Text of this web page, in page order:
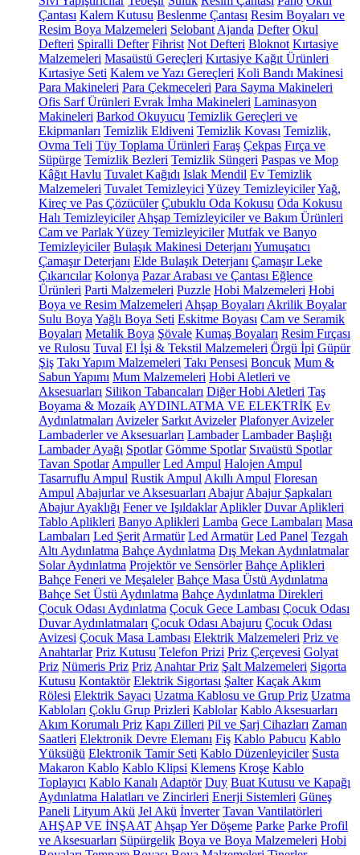
Çantası Kalem Kutusu Beslenme Çantası Resim Boyaları ve
Resim Boya Malzemeleri Selobant Ajanda Defter Okul
Defteri Spiralli Defter Fihrist Not Defteri Bloknot Kırtasiye
Malzemeleri Masaüstü Gereçleri Kırtasiye Kağıt Ürünleri
Kırtasiye Seti Kalem ve Yazı Gereçleri Koli Bandı Makinesi
Para Makineleri Para Çekmeceleri Para Sayma Makineleri
Ofis Sarf Ürünleri Evrak İmha Makineleri Laminasyon
Makineleri Barkod Okuyucu Temizlik Gereçleri ve
Ekipmanları Temizlik Eldiveni Temizlik Kovası Temizlik,
Ovma Teli Tüy Toplama Ürünleri Faraş Çekpas Fırça ve
Süpürge Temizlik Bezleri Temizlik Süngeri Paspas ve Mop
Kâğıt Havlu Tuvalet Kağıdı Islak Mendil Ev Temizlik
Malzemeleri Tuvalet Temizleyici Yüzey TemizleyicilerYağ,
Kireç ve Pas Çözücüler Çubuklu Oda Kokusu Oda Kokusu
Halı Temizleyiciler Ahşap Temizleyiciler ve Bakım Ürünleri
Cam ve Parlak Yüzey Temizleyiciler Mutfak ve Banyo
Temizleyiciler Bulaşık Makinesi Deterjanı Yumuşatıcı
Çamaşır Deterjanı Elde Bulaşık Deterjanı Çamaşır Leke
Çıkarıcılar Kolonya Pazar Arabası ve Çantası Eğlence
Ürünleri Parti Malzemeleri Puzzle Hobi Malzemeleri Hobi
Boya ve Resim Malzemeleri Ahşap Boyaları Akrilik Boyalar
Sulu Boya Yağlı Boya Seti Eskitme Boyası Cam ve Seramik
Boyaları Metalik Boya Şövale Kumaş Boyaları Resim Fırçası
ve Rulosu Tuval El İşi & Tekstil Malzemeleri Örgü İpi Güpür
Şiş Takı Yapım Malzemeleri Takı Pensesi Boncuk Mum &
Sabun Yapımı Mum Malzemeleri Hobi Aletleri ve
Aksesuarları Silikon Tabancaları Diğer Hobi Aletleri Taş
Boyama & Mozaik AYDINLATMA VE ELEKTRİK Ev
Aydınlatmaları Avizeler Sarkıt Avizeler Plafonyer Avizeler
Lambaderler ve Aksesuarları Lambader Lambader Başlığı
Lambader Ayağı Spotlar Gömme Spotlar Sıvaüstü Spotlar
Tavan Spotlar Ampuller Led Ampul Halojen Ampul
Tasarruflu Ampul Rustik Ampul Akıllı Ampul Floresan
Ampul Abajurlar ve Aksesuarları Abajur Abajur Şapkaları
Abajur Ayaklığı Fener ve Işıldaklar Aplikler Duvar Aplikleri
Tablo Aplikleri Banyo Aplikleri Lamba Gece Lambaları Masa
Lambaları Led Şerit Armatür Led Armatür Led Panel Tezgah
Altı Aydınlatma Bahçe Aydınlatma Dış Mekan Aydınlatmalar
Solar Aydınlatma Projektör ve Sensörler Bahçe Aplikleri
Bahçe Feneri ve Meşaleler Bahçe Masa Üstü Aydınlatma
Bahçe Set Üstü Aydınlatma Bahçe Aydınlatma Direkleri
Çocuk Odası Aydınlatma Çocuk Gece Lambası Çocuk Odası
Duvar Aydınlatmaları Çocuk Odası Abajuru Çocuk Odası
Avizesi Çocuk Masa Lambası Elektrik Malzemeleri Priz ve
Anahtarlar Priz Kutusu Telefon Prizi Priz Çerçevesi Golyat
Priz Nümeris Priz Priz Anahtar Priz Şalt Malzemeleri Sigorta
Kutusu Kontaktör Elektrik Sigortası Şalter Kaçak Akım
Rölesi Elektrik Sayacı Uzatma Kablosu ve Grup Priz Uzatma
Kabloları Çoklu Grup Prizleri Kablolar Kablo Aksesuarları
Akım Korumalı Priz Kapı Zilleri Pil ve Şarj Cihazları Zaman
Saatleri Elektronik Devre Elemanı Fiş Kablo Pabucu Kablo
Yüksüğü Elektronik Tamir Seti Kablo Düzenleyiciler Susta
Makaron Kablo Kablo Klipsi Klemens Kroşe Kablo
Toplayıcı Kablo Kanalı Adaptör Duy Buat Kutusu ve Kapağı
Aydınlatma Halatları ve Zincirleri Enerji Sistemleri Güneş
Paneli Lityum Akü Jel Akü İnverter Tavan Vantilatörleri
AHŞAP VE İNŞAAT Ahşap Yer Döşeme Parke Parke Profil
ve Aksesuarları Süpürgelik Boya ve Boya Malzemeleri Hobi